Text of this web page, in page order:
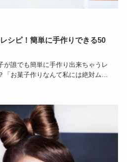
シピ！簡単に手作りできる50
が誰でも簡単に手作り出来ちゃうレ
「お菓子作りなんて私には絶対ム